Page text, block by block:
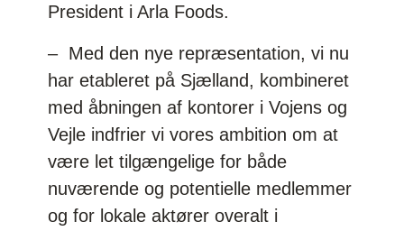
President i Arla Foods.
– Med den nye repræsentation, vi nu
har etableret på Sjælland, kombineret
med åbningen af kontorer i Vojens og
Vejle indfrier vi vores ambition om at
være let tilgængelige for både
nuværende og potentielle medlemmer
og for lokale aktører overalt i